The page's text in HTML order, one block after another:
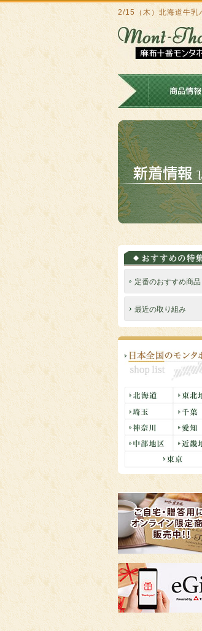
2/15（木）北海道牛
定番のおすすめ商品
最近の取り組み